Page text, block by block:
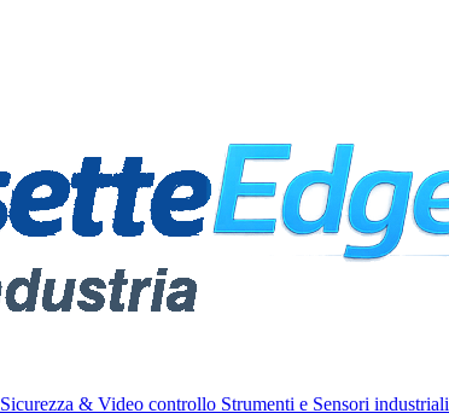
Sicurezza & Video controllo Strumenti e Sensori industriali